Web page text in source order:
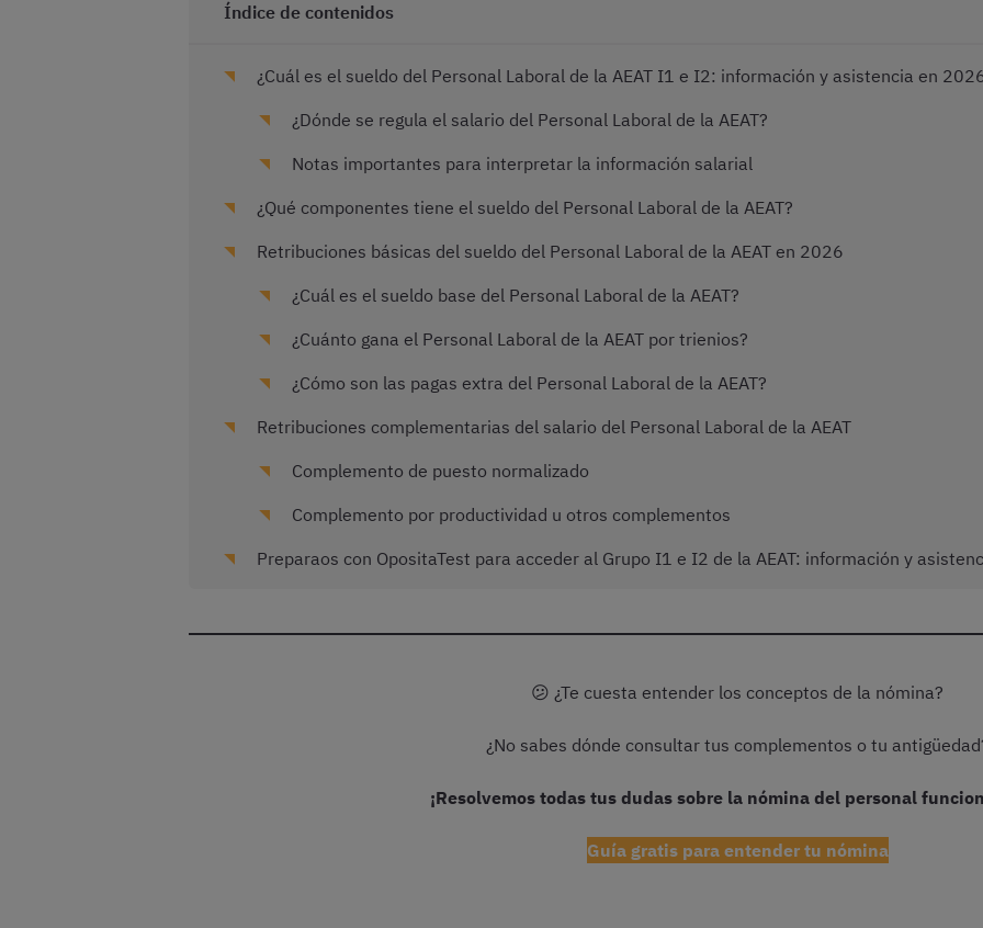
Índice de contenidos
¿Cuál es el sueldo del Personal Laboral de la AEAT I1 e I2: información y asistencia en
¿Dónde se regula el salario del Personal Laboral de la AEAT?
Notas importantes para interpretar la información salarial
¿Qué componentes tiene el sueldo del Personal Laboral de la AEAT?
Retribuciones básicas del sueldo del Personal Laboral de la AEAT en 2026
¿Cuál es el sueldo base del Personal Laboral de la AEAT?
¿Cuánto gana el Personal Laboral de la AEAT por trienios?
¿Cómo son las pagas extra del Personal Laboral de la AEAT?
Retribuciones complementarias del salario del Personal Laboral de la AEAT
Complemento de puesto normalizado
Complemento por productividad u otros complementos
Preparaos con OpositaTest para acceder al Grupo I1 e I2 de la AEAT: información y
😕 ¿Te cuesta entender los conceptos de la nómina?
¿No sabes dónde consultar tus complementos o tu
¡Resolvemos todas tus dudas sobre la nómina del personal
Guía gratis para entender tu nómina